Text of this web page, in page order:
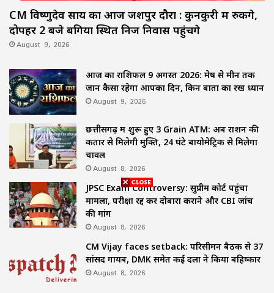
CM विष्णुदेव साय का आज जशपुर दौरा : कुनकुरी में रुकेंगे,
दोपहर 2 बजे बगिया स्थित निज निवास पहुंचेंगे
August 9, 2026
आज का राशिफल 9 अगस्त 2026: मेष से मीन तक
जानें कैसा रहेगा आपका दिन, किन बातों का रखें ध्यान
August 9, 2026
छत्तीसगढ़ में शुरू हुए 3 Grain ATM: अब राशन की
कतार से मिलेगी मुक्ति, 24 घंटे बायोमेट्रिक से मिलेगा
चावल
August 8, 2026
JPSC Exam Controversy: सुप्रीम कोर्ट पहुंचा
मामला, परीक्षा रद्द कर दोबारा कराने और CBI जांच
की मांग
August 8, 2026
CM Vijay faces setback: परिसीमन बैठक से 37
सांसद गायब, DMK समेत कई दलों ने किया बहिष्कार
August 8, 2026